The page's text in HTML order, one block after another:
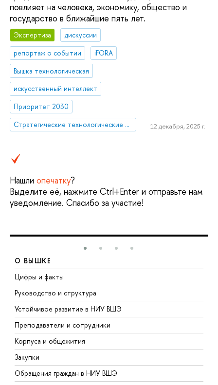
повлияет на человека, экономику, общество и
государство в ближайшие пять лет.
Экспертиза
дискуссии
репортаж о событии
iFORA
Вышка технологическая
искусственный интеллект
Приоритет 2030
Стратегические технологические проекты
12 декабря, 2025 г.
Нашли опечатку?
Выделите её, нажмите Ctrl+Enter и отправьте нам
уведомление. Спасибо за участие!
О ВЫШКЕ
Цифры и факты
Руководство и структура
Устойчивое развитие в НИУ ВШЭ
Преподаватели и сотрудники
Корпуса и общежития
Закупки
Обращения граждан в НИУ ВШЭ